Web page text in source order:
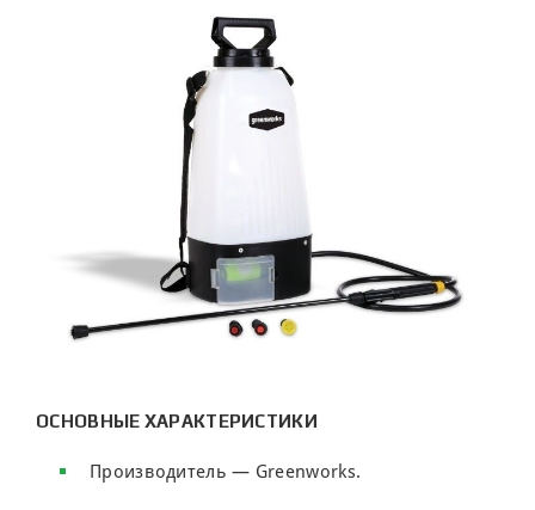
ОСНОВНЫЕ ХАРАКТЕРИСТИКИ
Производитель — Greenworks.